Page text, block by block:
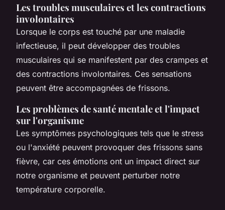
Les troubles musculaires et les contractions
involontaires
Lorsque le corps est touché par une maladie
infectieuse, il peut développer des troubles
musculaires qui se manifestent par des crampes et
des contractions involontaires. Ces sensations
peuvent être accompagnées de frissons.
Les problèmes de santé mentale et l'impact
sur l'organisme
Les symptômes psychologiques tels que le stress
ou l'anxiété peuvent provoquer des frissons sans
fièvre, car ces émotions ont un impact direct sur
notre organisme et peuvent perturber notre
température corporelle.